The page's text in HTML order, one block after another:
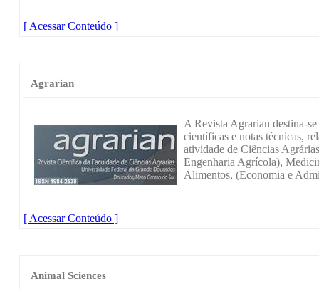
[ Acessar Conteúdo ]
Agrarian
A Revista Agrarian destina-
científicas e notas técnicas,
atividade de Ciências
Engenharia Agrícola),
Alimentos, (Economia e
[ Acessar Conteúdo ]
Animal Sciences